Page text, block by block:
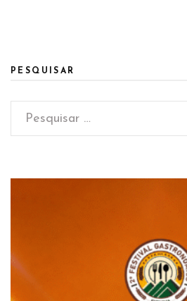
PESQUISAR
Pesquisar
por: